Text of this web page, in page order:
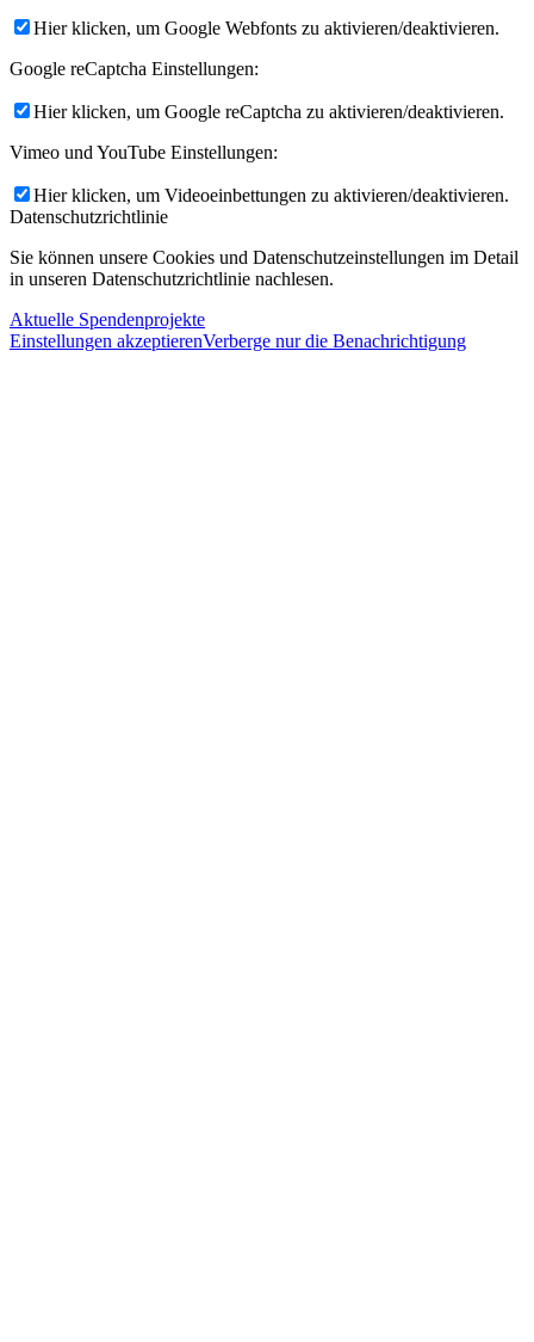
Hier klicken, um Google Webfonts zu aktivieren/deaktivieren.
Google reCaptcha Einstellungen:
Hier klicken, um Google reCaptcha zu aktivieren/deaktivieren.
Vimeo und YouTube Einstellungen:
Hier klicken, um Videoeinbettungen zu aktivieren/deaktivieren.
Datenschutzrichtlinie
Sie können unsere Cookies und Datenschutzeinstellungen im Detail
in unseren Datenschutzrichtlinie nachlesen.
Aktuelle Spendenprojekte
Einstellungen akzeptierenVerberge nur die Benachrichtigung